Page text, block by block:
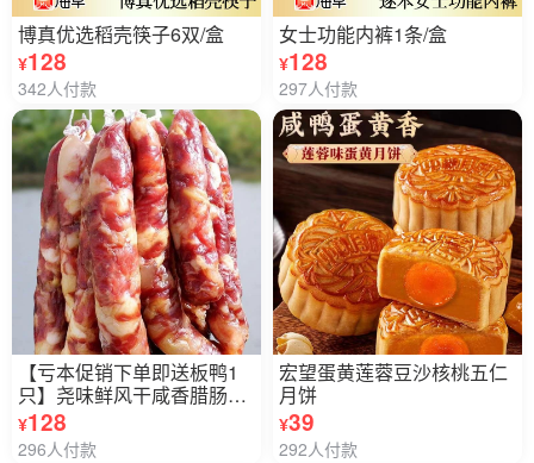
博真优选稻壳筷子6双/盒
¥128
342人付款
【亏本促销下单即送板鸭1
只】尧味鲜风干咸香腊肠50
0g*3包手工自制腊味
¥128
296人付款
女士功能内裤1条/盒
¥128
297人付款
宏望蛋黄莲蓉豆沙核桃五仁
月饼
¥39
292人付款